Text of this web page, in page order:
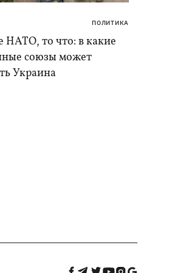
ПОЛИТИКА
НАТО, то что: в какие
союзы может
Украина